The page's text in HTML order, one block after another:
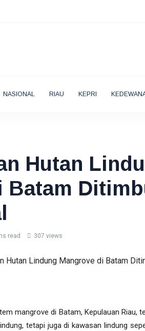
NASIONAL RIAU KEPRI
Hutan
Batam
read 307 views
mangrove di Batam, Kepulauan Riau,
tetapi juga di kawasan lindung